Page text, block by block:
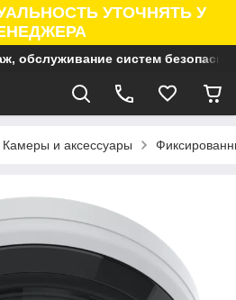
УТОЧНЯТЬ У
обслуживание систем
Камеры и аксессуары